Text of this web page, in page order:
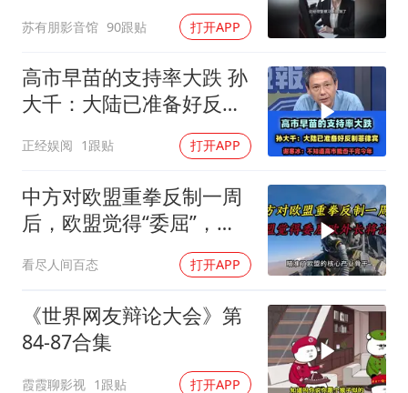
总书记关心百姓身边这些民生大事
苏有朋影音馆 90跟贴 打开APP
高市早苗的支持率大跌 孙
大千：大陆已准备好反制
正经娱阅 1跟贴 打开APP
中方对欧盟重拳反制一周
后，欧盟觉得“委屈”，欧
看尽人间百态 打开APP
《世界网友辩论大会》第
84-87合集
霞霞聊影视 1跟贴 打开APP